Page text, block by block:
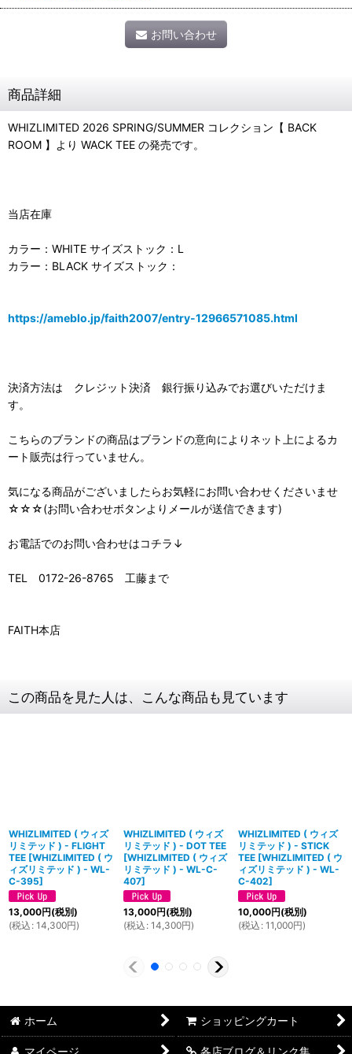
お問い合わせ
商品詳細
WHIZLIMITED 2026 SPRING/SUMMER コレクション【 BACK
ROOM 】より WACK TEE の発売です。
当店在庫
カラー：WHITE サイズストック：L
カラー：BLACK サイズストック：
https://ameblo.jp/faith2007/entry-12966571085.html
決済方法は クレジット決済 銀行振り込みでお選びいただけま
す。
こちらのブランドの商品はブランドの意向によりネット上によるカ
ート販売は行っていません。
気になる商品がございましたらお気軽にお問い合わせくださいませ
☆☆☆(お問い合わせボタンよりメールが送信できます)
お電話でのお問い合わせはコチラ↓
TEL 0172-26-8765 工藤まで
FAITH本店
この商品を見た人は、こんな商品も見ています
WHIZLIMITED ( ウィズ
リミテッド ) - FLIGHT
TEE [WHIZLIMITED ( ウ
ィズリミテッド ) - WL-
C-395]
13,000円(税別)
(税込 : 14,300円)
WHIZLIMITED ( ウィズ
リミテッド ) - DOT TEE
[WHIZLIMITED ( ウィズ
リミテッド ) - WL-C-
407]
13,000円(税別)
(税込 : 14,300円)
WHIZLIMITED ( ウィズ
リミテッド ) - STICK
TEE [WHIZLIMITED ( ウ
ィズリミテッド ) - WL-
C-402]
10,000円(税別)
(税込 : 11,000円)
ホーム ショッピングカート